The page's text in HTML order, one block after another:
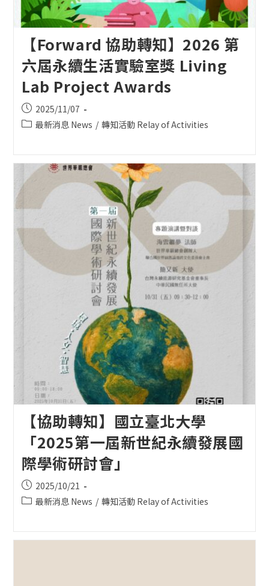
【Forward 協助轉知】2026 第
六屆永續生活實驗室獎 Living
Lab Project Awards
Post
published:
2025/11/07
Post最新消息 News / 轉知活動 Relay of Activities
【協助轉知】國立臺北大學
「2025第一屆新世紀永續發展國
際學術研討會」
Post
published:
2025/10/21
Post最新消息 News / 轉知活動 Relay of Activities